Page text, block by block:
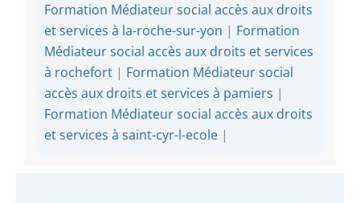
Formation Médiateur social accès aux droits
et services à la-roche-sur-yon | Formation
Médiateur social accès aux droits et services
à rochefort | Formation Médiateur social
accès aux droits et services à pamiers |
Formation Médiateur social accès aux droits
et services à saint-cyr-l-ecole |